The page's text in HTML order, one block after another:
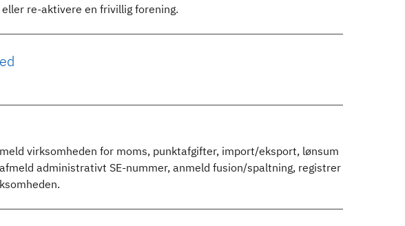
re-aktivere en frivillig forening.
virksomheden for moms, punktafgifter, import/eksport, lønsum
administrativt SE-nummer, anmeld fusion/spaltning, registrer